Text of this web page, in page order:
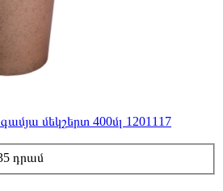
մեկշերտ 400մլ 1201117
դրամ